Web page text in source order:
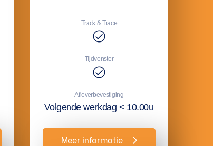
Track & Trace
Tijdvenster
Afleverbevestiging
Volgende werkdag < 10.00u
Meer informatie